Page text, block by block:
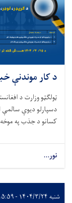
د کار موندنې خبرتیا- (۳)
ټولګټووزارت د
دسپارلو ديوې
کسانو د جذبپه
نور...
شنبه ۱۴۰۴/۳/۲۴ - ۱۵:۵۹